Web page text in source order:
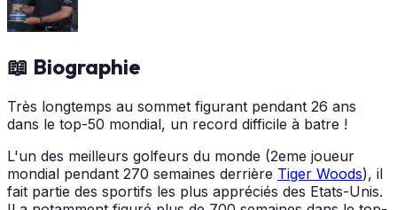
📖 Biographie
Très longtemps au sommet figurant pendant 26 ans
dans le top-50 mondial, un record difficile à batre !
L'un des meilleurs golfeurs du monde (2eme joueur
mondial pendant 270 semaines derrière Tiger Woods), il
fait partie des sportifs les plus appréciés des Etats-Unis.